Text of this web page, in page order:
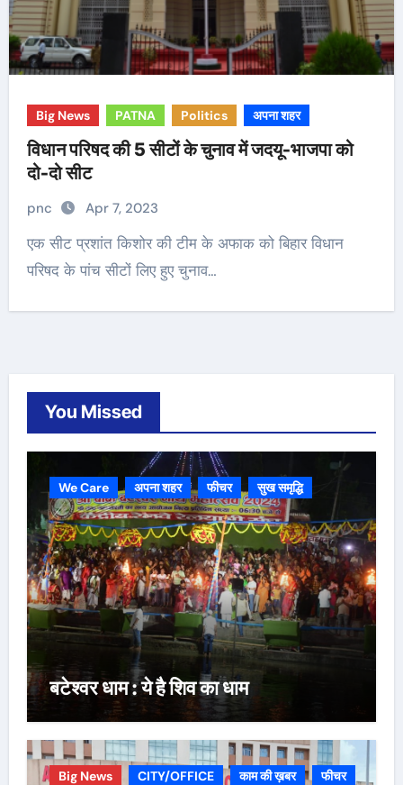
Big News PATNA Politics अपना शहर
विधान परिषद की 5 सीटों के चुनाव में जदयू-भाजपा को
दो-दो सीट
pnc Apr 7, 2023
एक सीट प्रशांत किशोर की टीम के अफाक को बिहार विधान
परिषद के पांच सीटों लिए हुए चुनाव…
You Missed
We Care अपना शहर फीचर सुख समृद्धि
बटेश्वर धाम : ये है शिव का धाम
Big News CITY/OFFICE काम की ख़बर फीचर